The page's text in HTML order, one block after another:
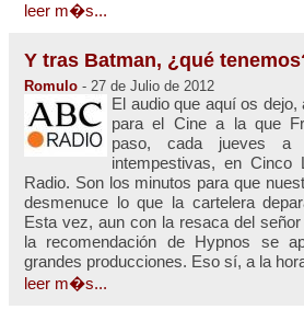
leer m�s...
Y tras Batman, ¿qué
Romulo - 27 de Julio de 2012
El audio que aquí os
para el Cine a la que
paso, cada jueves
intempestivas, en Cinco
Radio. Son los minutos para que
desmenuce lo que la cartelera
Esta vez, aun con la resaca del
la recomendación de Hypnos se
grandes producciones. Eso sí, a la
leer m�s...